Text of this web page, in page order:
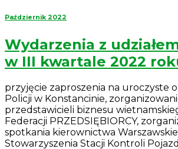
Październik 2022
Wydarzenia z
w III kwartale 2022
przyjęcie zaproszenia na uroczyste
Policji w Konstancinie,
przedstawicieli biznesu
Federacji PRZEDSIĘBIORCY,
spotkania kierownictwa
Stowarzyszenia Stacji Kontroli